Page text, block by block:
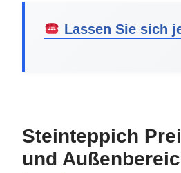
Lassen Sie sich
Steinteppich
und